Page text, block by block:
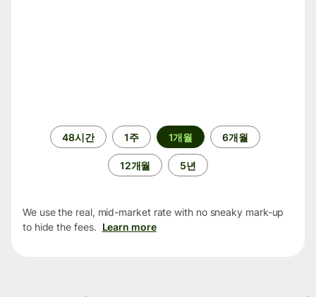
48시간 1주 1개월 6개월
12개월 5년
We use the real, mid-market rate with no sneaky mark-up
to hide the fees. Learn more